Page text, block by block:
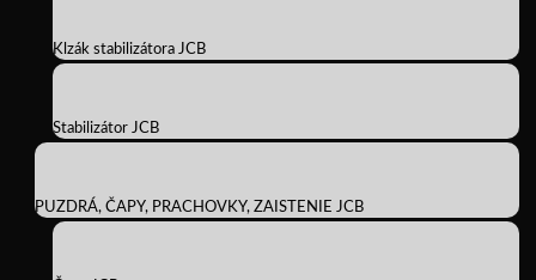
Klzák stabilizátora JCB
Stabilizátor JCB
PUZDRÁ, ČAPY, PRACHOVKY, ZAISTENIE JCB